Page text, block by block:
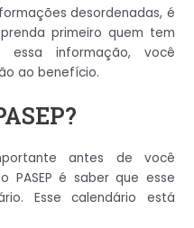
desordenadas, é
primeiro quem tem
essa informação, você
ao benefício.
antes de você
PASEP é saber que esse
Esse calendário está